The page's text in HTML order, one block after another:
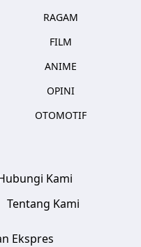
RAGAM
FILM
ANIME
OPINI
OTOMOTIF
Kami
Tentang Kami
Ekspres